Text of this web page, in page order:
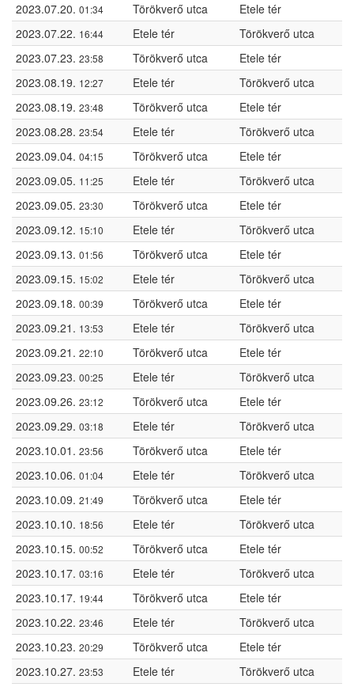
2023.07.20. 01:34 Törökverő utca
Etele tér
2023.07.22. 16:44 Etele tér
Törökverő utca
2023.07.23. 23:58 Törökverő utca
Etele tér
2023.08.19. 12:27 Etele tér
Törökverő utca
2023.08.19. 23:48 Törökverő utca
Etele tér
2023.08.28. 23:54 Etele tér
Törökverő utca
2023.09.04. 04:15 Törökverő utca
Etele tér
2023.09.05. 11:25 Etele tér
Törökverő utca
2023.09.05. 23:30 Törökverő utca
Etele tér
2023.09.12. 15:10 Etele tér
Törökverő utca
2023.09.13. 01:56 Törökverő utca
Etele tér
2023.09.15. 15:02 Etele tér
Törökverő utca
2023.09.18. 00:39 Törökverő utca
Etele tér
2023.09.21. 13:53 Etele tér
Törökverő utca
2023.09.21. 22:10 Törökverő utca
Etele tér
2023.09.23. 00:25 Etele tér
Törökverő utca
2023.09.26. 23:12 Törökverő utca
Etele tér
2023.09.29. 03:18 Etele tér
Törökverő utca
2023.10.01. 23:56 Törökverő utca
Etele tér
2023.10.06. 01:04 Etele tér
Törökverő utca
2023.10.09. 21:49 Törökverő utca
Etele tér
2023.10.10. 18:56 Etele tér
Törökverő utca
2023.10.15. 00:52 Törökverő utca
Etele tér
2023.10.17. 03:16 Etele tér
Törökverő utca
2023.10.17. 19:44 Törökverő utca
Etele tér
2023.10.22. 23:46 Etele tér
Törökverő utca
2023.10.23. 20:29 Törökverő utca
Etele tér
2023.10.27. 23:53 Etele tér
Törökverő utca